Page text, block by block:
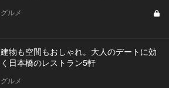
グルメ
建物も空間もおしゃれ。大人のデートに効
く日本橋のレストラン5軒
グルメ